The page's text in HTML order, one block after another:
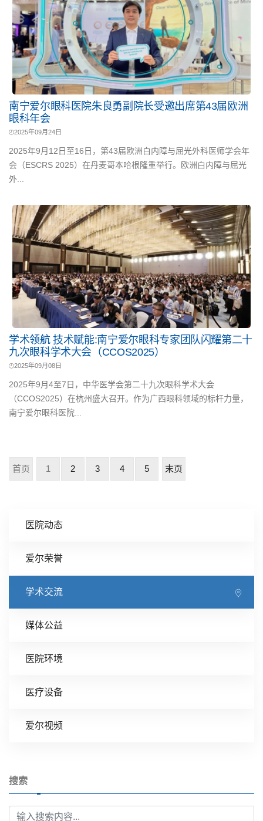
医院动态
爱尔荣誉
学术交流
媒体公益
医院环境
医疗设备
爱尔视频
搜索
南宁爱尔眼科医院朱良勇副院长受邀出席第43届欧洲
眼科年会
2025年09月24日
2025年9月12日至16日，第43届欧洲白内障与屈光外科医师学会年
会（ESCRS 2025）在丹麦哥本哈根隆重举行。欧洲白内障与屈光
外...
学术领航 技术赋能:南宁爱尔眼科专家团队闪耀第二十
九次眼科学术大会（CCOS2025）
2025年09月08日
2025年9月4至7日，中华医学会第二十九次眼科学术大会
（CCOS2025）在杭州盛大召开。作为广西眼科领域的标杆力量，
南宁爱尔眼科医院...
首页 1 2 3 4 5 末页